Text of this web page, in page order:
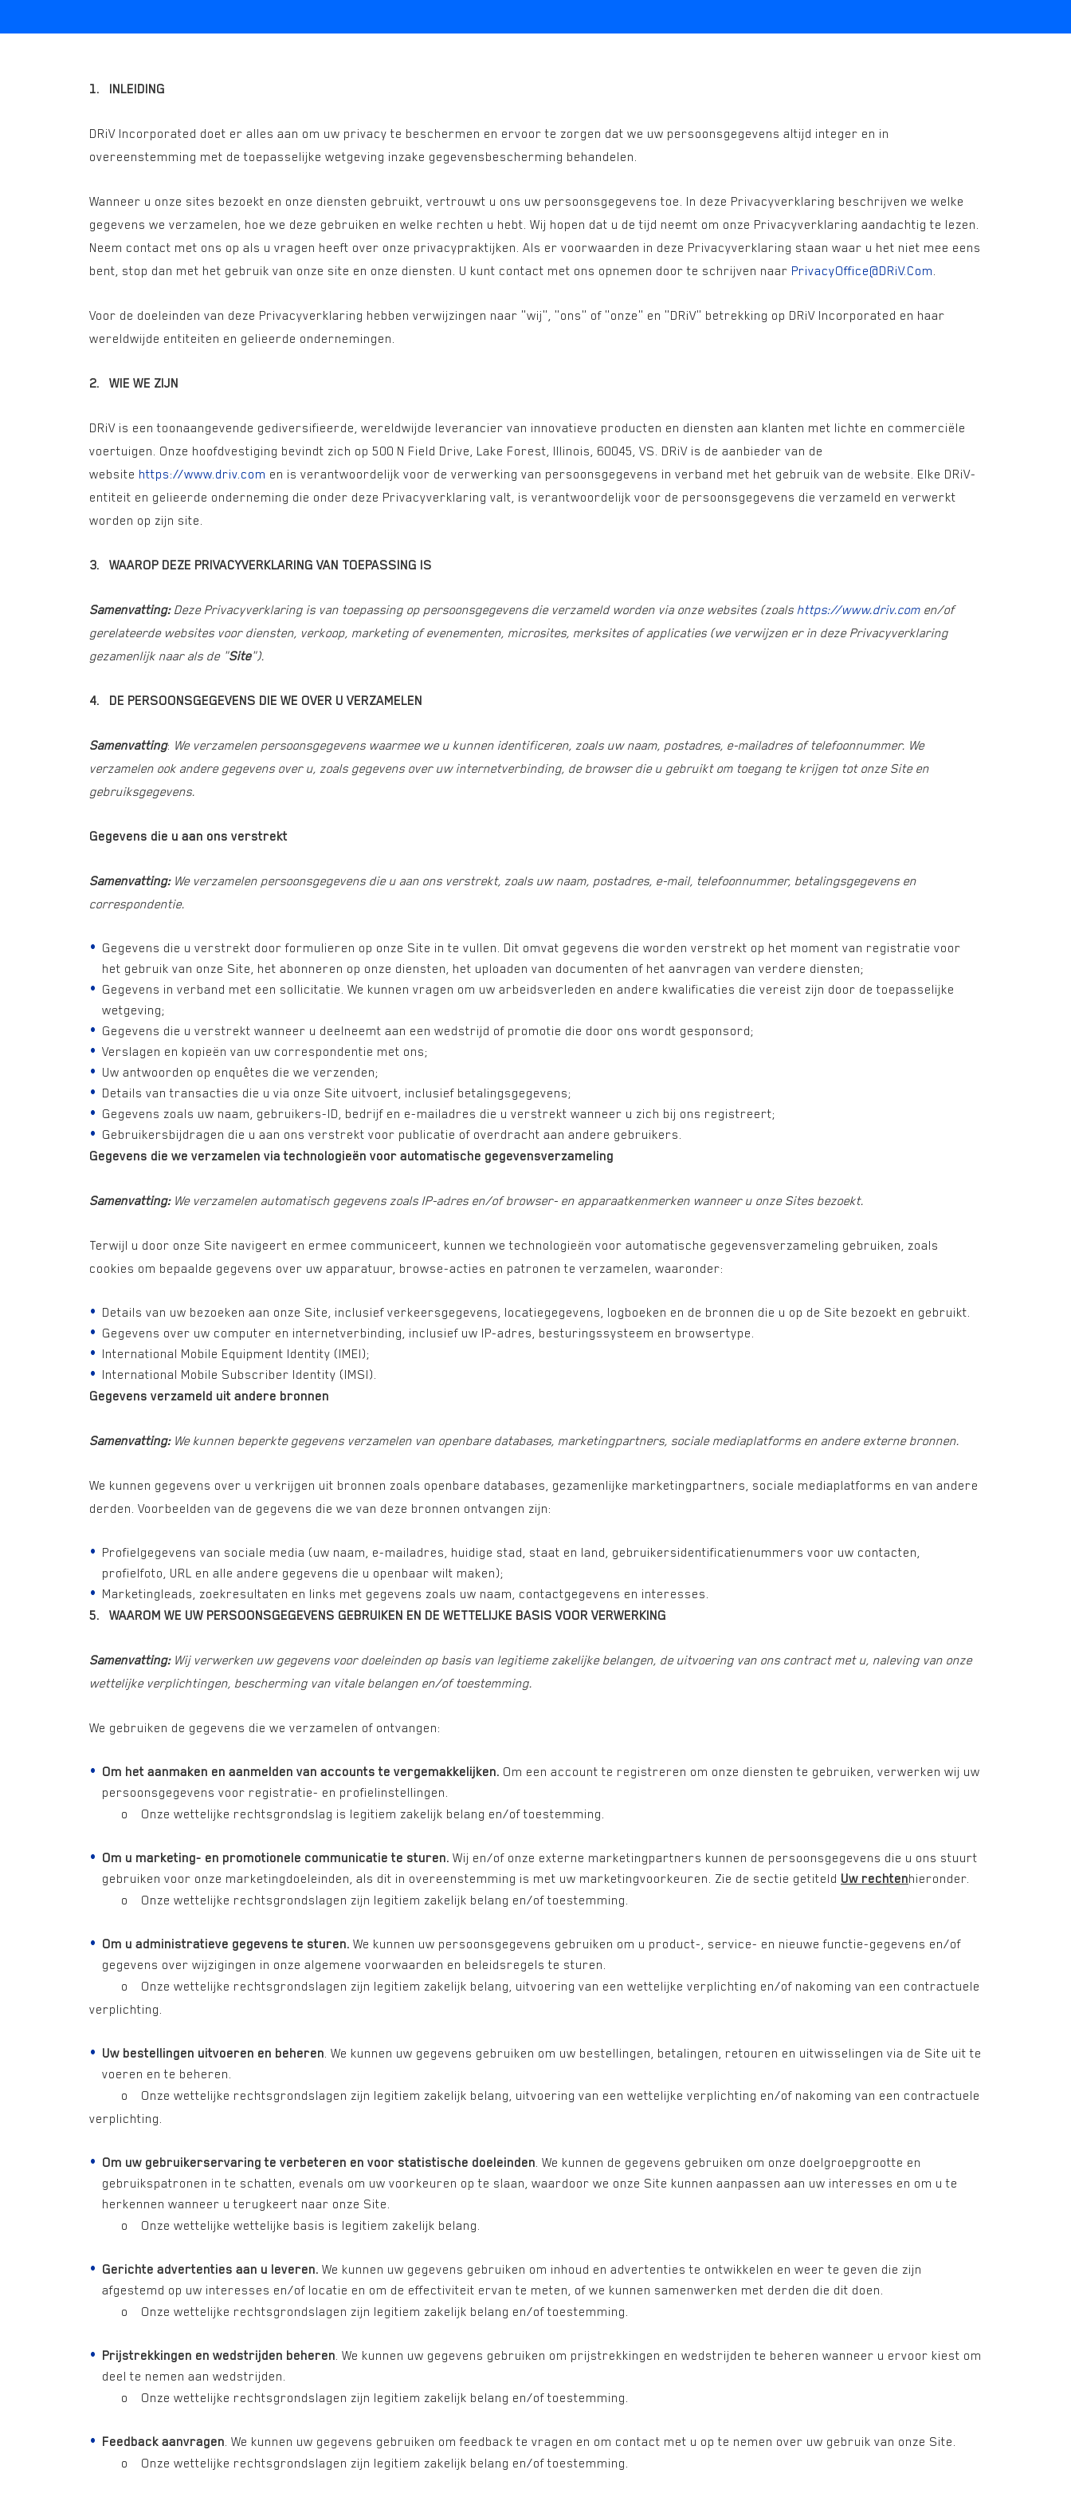
1. INLEIDING
DRiV Incorporated doet er alles aan om uw privacy te beschermen en ervoor te zorgen dat we uw persoonsgegevens altijd integer en in
overeenstemming met de toepasselijke wetgeving inzake gegevensbescherming behandelen.
Wanneer u onze sites bezoekt en onze diensten gebruikt, vertrouwt u ons uw persoonsgegevens toe. In deze Privacyverklaring beschrijven we welke
gegevens we verzamelen, hoe we deze gebruiken en welke rechten u hebt. Wij hopen dat u de tijd neemt om onze Privacyverklaring aandachtig te lezen.
Neem contact met ons op als u vragen heeft over onze privacypraktijken. Als er voorwaarden in deze Privacyverklaring staan waar u het niet mee eens
bent, stop dan met het gebruik van onze site en onze diensten. U kunt contact met ons opnemen door te schrijven naar PrivacyOffice@DRiV.Com.
Voor de doeleinden van deze Privacyverklaring hebben verwijzingen naar "wij", "ons" of "onze" en "DRiV" betrekking op DRiV Incorporated en haar
wereldwijde entiteiten en gelieerde ondernemingen.
2. WIE WE ZIJN
DRiV is een toonaangevende gediversifieerde, wereldwijde leverancier van innovatieve producten en diensten aan klanten met lichte en commerciële
voertuigen. Onze hoofdvestiging bevindt zich op 500 N Field Drive, Lake Forest, Illinois, 60045, VS. DRiV is de aanbieder van de
website https://www.driv.com en is verantwoordelijk voor de verwerking van persoonsgegevens in verband met het gebruik van de website. Elke DRiV-
entiteit en gelieerde onderneming die onder deze Privacyverklaring valt, is verantwoordelijk voor de persoonsgegevens die verzameld en verwerkt
worden op zijn site.
3. WAAROP DEZE PRIVACYVERKLARING VAN TOEPASSING IS
Samenvatting: Deze Privacyverklaring is van toepassing op persoonsgegevens die verzameld worden via onze websites (zoalshttps://www.driv.com en/of
gerelateerde websites voor diensten, verkoop, marketing of evenementen, microsites, merksites of applicaties (we verwijzen er in deze Privacyverklaring
gezamenlijk naar als de "Site").
4. DE PERSOONSGEGEVENS DIE WE OVER U VERZAMELEN
Samenvatting: We verzamelen persoonsgegevens waarmee we u kunnen identificeren, zoals uw naam, postadres, e-mailadres of telefoonnummer. We
verzamelen ook andere gegevens over u, zoals gegevens over uw internetverbinding, de browser die u gebruikt om toegang te krijgen tot onze Site en
gebruiksgegevens.
Gegevens die u aan ons verstrekt
Samenvatting:We verzamelen persoonsgegevens die u aan ons verstrekt, zoals uw naam, postadres, e-mail, telefoonnummer, betalingsgegevens en
correspondentie.
Gegevens die u verstrekt door formulieren op onze Site in te vullen. Dit omvat gegevens die worden verstrekt op het moment van registratie voor
het gebruik van onze Site, het abonneren op onze diensten, het uploaden van documenten of het aanvragen van verdere diensten;
Gegevens in verband met een sollicitatie. We kunnen vragen om uw arbeidsverleden en andere kwalificaties die vereist zijn door de toepasselijke
wetgeving;
Gegevens die u verstrekt wanneer u deelneemt aan een wedstrijd of promotie die door ons wordt gesponsord;
Verslagen en kopieën van uw correspondentie met ons;
Uw antwoorden op enquêtes die we verzenden;
Details van transacties die u via onze Site uitvoert, inclusief betalingsgegevens;
Gegevens zoals uw naam, gebruikers-ID, bedrijf en e-mailadres die u verstrekt wanneer u zich bij ons registreert;
Gebruikersbijdragen die u aan ons verstrekt voor publicatie of overdracht aan andere gebruikers.
Gegevens die we verzamelen via technologieën voor automatische gegevensverzameling
Samenvatting:We verzamelen automatisch gegevens zoals IP-adres en/of browser- en apparaatkenmerken wanneer u onze Sites bezoekt.
Terwijl u door onze Site navigeert en ermee communiceert, kunnen we technologieën voor automatische gegevensverzameling gebruiken, zoals
cookies om bepaalde gegevens over uw apparatuur, browse-acties en patronen te verzamelen, waaronder:
Details van uw bezoeken aan onze Site, inclusief verkeersgegevens, locatiegegevens, logboeken en de bronnen die u op de Site bezoekt en gebruikt.
Gegevens over uw computer en internetverbinding, inclusief uw IP-adres, besturingssysteem en browsertype.
International Mobile Equipment Identity (IMEI);
International Mobile Subscriber Identity (IMSI).
Gegevens verzameld uit andere bronnen
Samenvatting:We kunnen beperkte gegevens verzamelen van openbare databases, marketingpartners, sociale mediaplatforms en andere externe bronnen.
We kunnen gegevens over u verkrijgen uit bronnen zoals openbare databases, gezamenlijke marketingpartners, sociale mediaplatforms en van andere
derden. Voorbeelden van de gegevens die we van deze bronnen ontvangen zijn:
Profielgegevens van sociale media (uw naam, e-mailadres, huidige stad, staat en land, gebruikersidentificatienummers voor uw contacten,
profielfoto, URL en alle andere gegevens die u openbaar wilt maken);
Marketingleads, zoekresultaten en links met gegevens zoals uw naam, contactgegevens en interesses.
5. WAAROM WE UW PERSOONSGEGEVENS GEBRUIKEN EN DE WETTELIJKE BASIS VOOR VERWERKING
Samenvatting:Wij verwerken uw gegevens voor doeleinden op basis van legitieme zakelijke belangen, de uitvoering van ons contract met u, naleving van onze
wettelijke verplichtingen, bescherming van vitale belangen en/of toestemming.
We gebruiken de gegevens die we verzamelen of ontvangen:
Om het aanmaken en aanmelden van accounts te vergemakkelijken. Om een account te registreren om onze diensten te gebruiken, verwerken wij uw
persoonsgegevens voor registratie- en profielinstellingen.
o Onze wettelijke rechtsgrondslag is legitiem zakelijk belang en/of toestemming.
Om u marketing- en promotionele communicatie te sturen. Wij en/of onze externe marketingpartners kunnen de persoonsgegevens die u ons stuurt
gebruiken voor onze marketingdoeleinden, als dit in overeenstemming is met uw marketingvoorkeuren. Zie de sectie getiteld Uw rechtenhieronder.
o Onze wettelijke rechtsgrondslagen zijn legitiem zakelijk belang en/of toestemming.
Om u administratieve gegevens te sturen. We kunnen uw persoonsgegevens gebruiken om u product-, service- en nieuwe functie-gegevens en/of
gegevens over wijzigingen in onze algemene voorwaarden en beleidsregels te sturen.
o Onze wettelijke rechtsgrondslagen zijn legitiem zakelijk belang, uitvoering van een wettelijke verplichting en/of nakoming van een contractuele
verplichting.
Uw bestellingen uitvoeren en beheren. We kunnen uw gegevens gebruiken om uw bestellingen, betalingen, retouren en uitwisselingen via de Site uit te
voeren en te beheren.
o Onze wettelijke rechtsgrondslagen zijn legitiem zakelijk belang, uitvoering van een wettelijke verplichting en/of nakoming van een contractuele
verplichting.
Om uw gebruikerservaring te verbeteren en voor statistische doeleinden. We kunnen de gegevens gebruiken om onze doelgroepgrootte en
gebruikspatronen in te schatten, evenals om uw voorkeuren op te slaan, waardoor we onze Site kunnen aanpassen aan uw interesses en om u te
herkennen wanneer u terugkeert naar onze Site.
o Onze wettelijke wettelijke basis is legitiem zakelijk belang.
Gerichte advertenties aan u leveren. We kunnen uw gegevens gebruiken om inhoud en advertenties te ontwikkelen en weer te geven die zijn
afgestemd op uw interesses en/of locatie en om de effectiviteit ervan te meten, of we kunnen samenwerken met derden die dit doen.
o Onze wettelijke rechtsgrondslagen zijn legitiem zakelijk belang en/of toestemming.
Prijstrekkingen en wedstrijden beheren. We kunnen uw gegevens gebruiken om prijstrekkingen en wedstrijden te beheren wanneer u ervoor kiest om
deel te nemen aan wedstrijden.
o Onze wettelijke rechtsgrondslagen zijn legitiem zakelijk belang en/of toestemming.
Feedback aanvragen. We kunnen uw gegevens gebruiken om feedback te vragen en om contact met u op te nemen over uw gebruik van onze Site.
o Onze wettelijke rechtsgrondslagen zijn legitiem zakelijk belang en/of toestemming.